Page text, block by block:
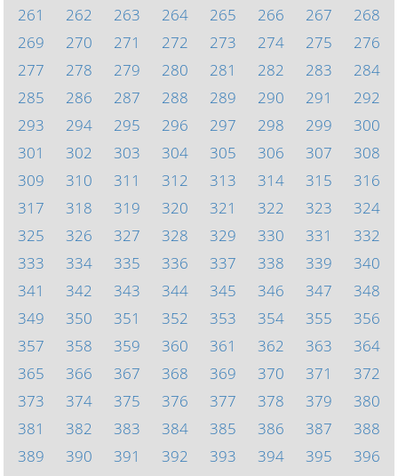
261
262 263 264 265 266 267
268
269
270 271 272 273 274 275
276
277
278 279 280 281 282 283
284
285
286 287 288 289 290 291
292
293
294 295 296 297 298 299
300
301
302 303 304 305 306 307
308
309
310 311 312 313 314 315
316
317
318 319 320 321 322 323
324
325
326 327 328 329 330 331
332
333
334 335 336 337 338 339
340
341
342 343 344 345 346 347
348
349
350 351 352 353 354 355
356
357
358 359 360 361 362 363
364
365
366 367 368 369 370 371
372
373
374 375 376 377 378 379
380
381
382 383 384 385 386 387
388
389
390 391 392 393 394 395
396